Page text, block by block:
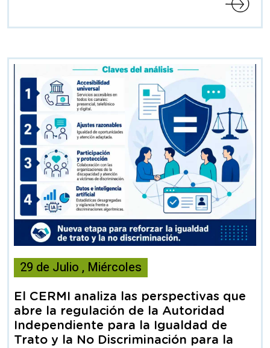
noticia
Articulo
29 de Julio , Miércoles
El CERMI analiza las perspectivas que
abre la regulación de la Autoridad
Independiente para la Igualdad de
Trato y la No Discriminación para la